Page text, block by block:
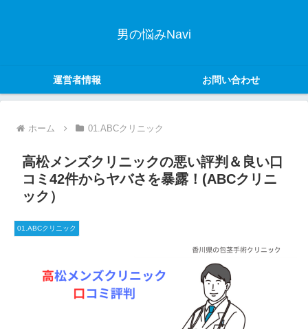
男の悩みNavi
運営者情報 お問い合わせ
ホーム 01.ABCクリニック
高松メンズクリニックの悪い評判＆良い口
コミ42件からヤバさを暴露！(ABCクリニ
ック）
01.ABCクリニック